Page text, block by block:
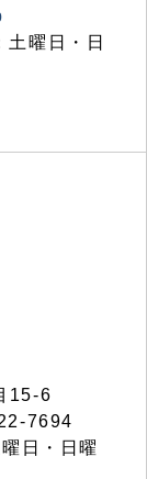
曜日・日
15-6
7694
日・日曜